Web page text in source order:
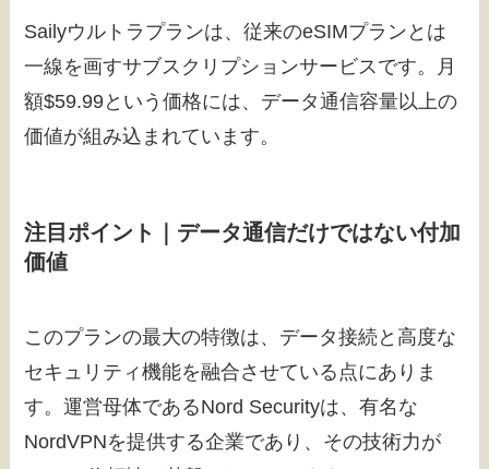
Sailyウルトラプランは、従来のeSIMプランとは
一線を画すサブスクリプションサービスです。月
額$59.99という価格には、データ通信容量以上の
価値が組み込まれています。
注目ポイント｜データ通信だけではない付加
価値
このプランの最大の特徴は、データ接続と高度な
セキュリティ機能を融合させている点にありま
す。運営母体であるNord Securityは、有名な
NordVPNを提供する企業であり、その技術力が